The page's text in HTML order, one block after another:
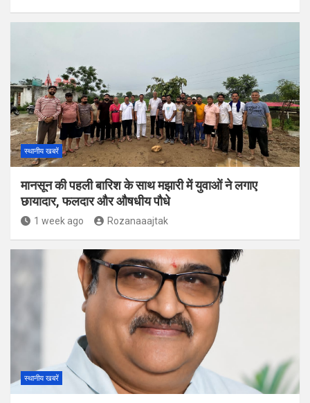
स्थानीय खबरें
मानसून की पहली बारिश के साथ मझारी में युवाओं ने लगाए
छायादार, फलदार और औषधीय पौधे
1 week ago Rozanaaajtak
स्थानीय खबरें